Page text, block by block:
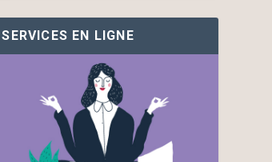
SERVICES EN LIGNE